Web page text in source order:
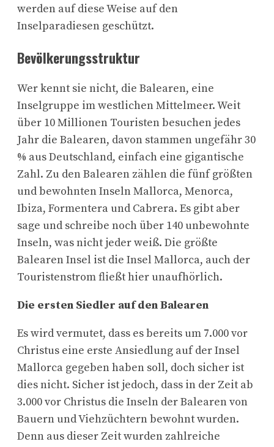
werden auf diese Weise auf den
Inselparadiesen geschützt.
Bevölkerungsstruktur
Wer kennt sie nicht, die Balearen, eine
Inselgruppe im westlichen Mittelmeer. Weit
über 10 Millionen Touristen besuchen jedes
Jahr die Balearen, davon stammen ungefähr 30
% aus Deutschland, einfach eine gigantische
Zahl. Zu den Balearen zählen die fünf größten
und bewohnten Inseln Mallorca, Menorca,
Ibiza, Formentera und Cabrera. Es gibt aber
sage und schreibe noch über 140 unbewohnte
Inseln, was nicht jeder weiß. Die größte
Balearen Insel ist die Insel Mallorca, auch der
Touristenstrom fließt hier unaufhörlich.
Die ersten Siedler auf den Balearen
Es wird vermutet, dass es bereits um 7.000 vor
Christus eine erste Ansiedlung auf der Insel
Mallorca gegeben haben soll, doch sicher ist
dies nicht. Sicher ist jedoch, dass in der Zeit ab
3.000 vor Christus die Inseln der Balearen von
Bauern und Viehzüchtern bewohnt wurden.
Denn aus dieser Zeit wurden zahlreiche